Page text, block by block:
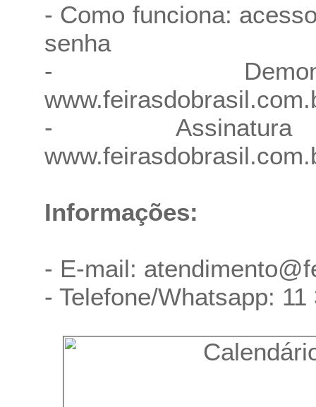
- Como funciona:
senha
-
-
Informações:
- E-mail:
- Telefone/Whatsapp: 11